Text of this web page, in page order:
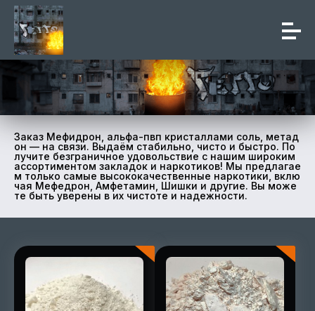
Заказ Мефидрон, альфа-пвп кристаллами соль, метад
он — на связи. Выдаём стабильно, чисто и быстро. По
лучите безграничное удовольствие с нашим широким
ассортиментом закладок и наркотиков! Мы предлагае
м только самые высококачественные наркотики, вклю
чая Мефедрон, Амфетамин, Шишки и другие. Вы може
те быть уверены в их чистоте и надежности.